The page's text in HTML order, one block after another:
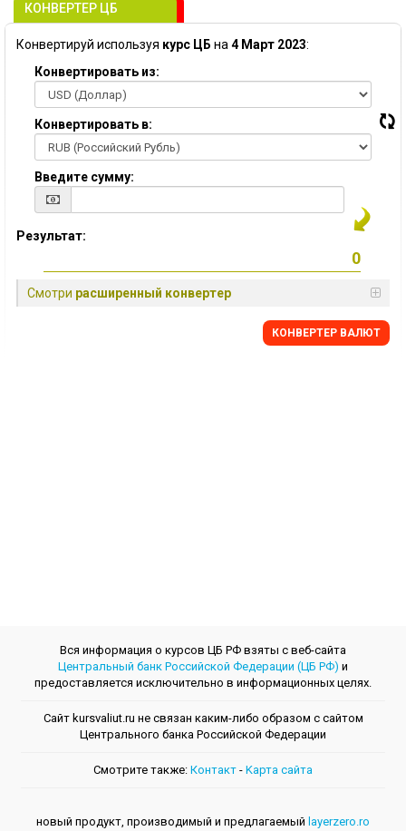
КОНВЕРТЕР ЦБ
Конвертируй используя курс ЦБ на 4 Март 2023:
Конвертировать из:
Конвертировать в:
Введите сумму:
Результат:
Смотри расширенный конвертер
КОНВЕРТЕР ВАЛЮТ
Вся информация о курсов ЦБ РФ взяты с веб-сайта
Центральный банк Российской Федерации (ЦБ РФ) и
предоставляется исключительно в информационных целях.
Сайт kursvaliut.ru не связан каким-либо образом с сайтом
Центрального банкa Российской Федерации
Смотрите также: Контакт - Kарта сайта
новый продукт, производимый и предлагаемый layerzero.ro